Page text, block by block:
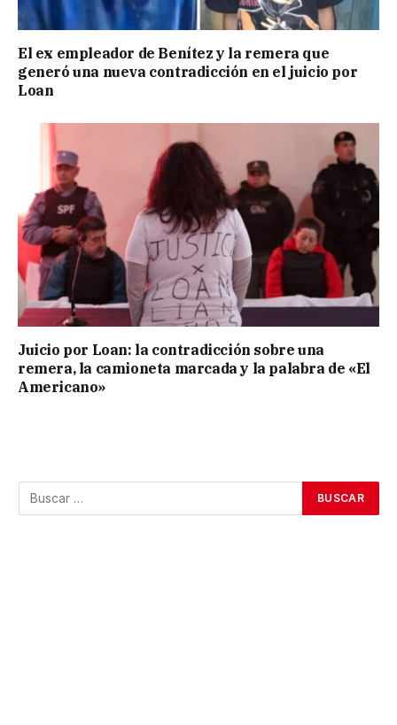
El ex empleador de Benítez y la remera que
generó una nueva contradicción en el juicio por
Loan
Juicio por Loan: la contradicción sobre una
remera, la camioneta marcada y la palabra de «El
Americano»